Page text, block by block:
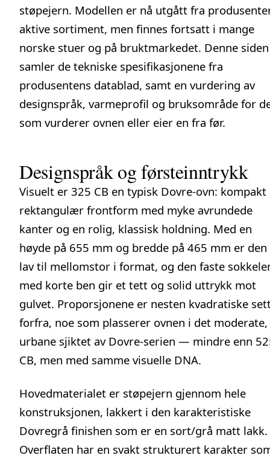
støpejern. Modellen er nå utgått fra
aktive sortiment, men finnes fortsatt i mange
norske stuer og på bruktmarkedet. Denne siden
samler de tekniske spesifikasjonene fra
produsentens datablad, samt en vurdering av
designspråk, varmeprofil og bruksområde for
som vurderer ovnen eller eier en fra før.
Designspråk og førsteinntrykk
Visuelt er 325 CB en typisk Dovre-ovn: kompakt
rektangulær frontform med myke avrundede
kanter og en rolig, klassisk holdning. Med en
høyde på 655 mm og bredde på 465 mm er den
lav til mellomstor i format, og den faste
med korte ben gir et tett og solid uttrykk mot
gulvet. Proporsjonene er nesten kvadratiske
forfra, noe som plasserer ovnen i det moderate,
urbane sjiktet av Dovre-serien — mindre enn
CB, men med samme visuelle DNA.
Hovedmaterialet er støpejern gjennom hele
konstruksjonen, lakkert i den karakteristiske
Dovregrå finishen som er en sort/grå matt lakk.
Overflaten har en svakt strukturert karakter